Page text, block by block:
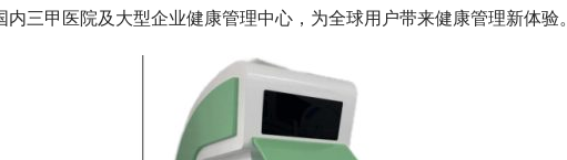
三甲医院及大型企业健康管理中心，为全球用户带来健康管理新体验。